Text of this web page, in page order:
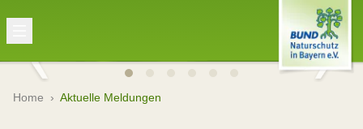
Home › Aktuelle Meldungen